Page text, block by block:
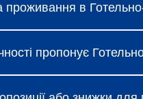
проживання в
про які можна
пропонує